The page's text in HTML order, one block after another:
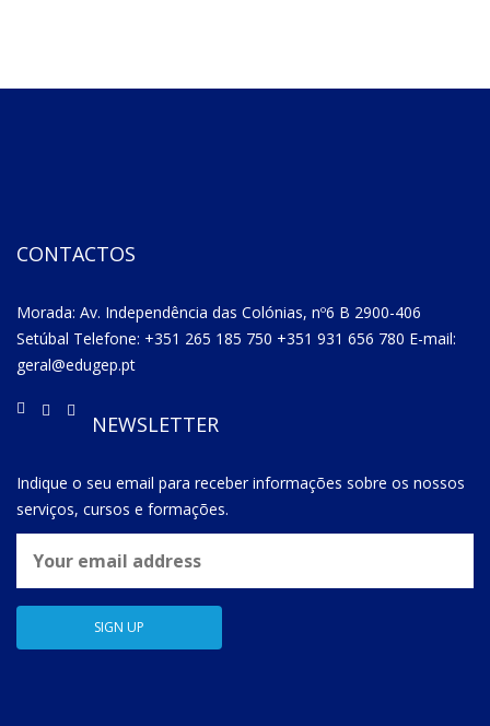
CONTACTOS
Morada: Av. Independência das Colónias, nº6 B 2900-406
Setúbal Telefone: +351 265 185 750 +351 931 656 780 E-mail:
geral@edugep.pt
NEWSLETTER
Indique o seu email para receber informações sobre os nossos
serviços, cursos e formações.